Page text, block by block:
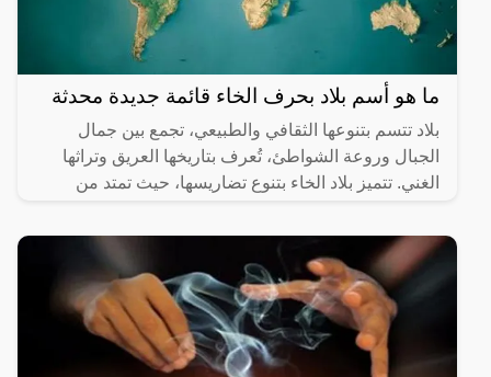
ما هو أسم بلاد بحرف الخاء قائمة جديدة محدثة
بلاد تتسم بتنوعها الثقافي والطبيعي، تجمع بين جمال
الجبال وروعة الشواطئ، تُعرف بتاريخها العريق وتراثها
الغني. تتميز بلاد الخاء بتنوع تضاريسها، حيث تمتد من